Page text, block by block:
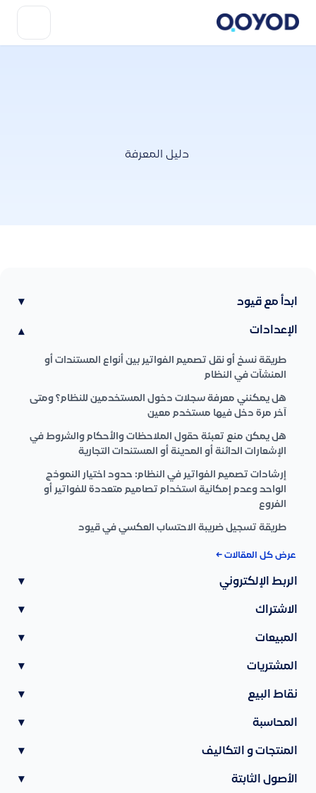
دليل المعرفة
ابدأ مع قيود ▾
الإعدادات ▾
طريقة نسخ أو نقل تصميم الفواتير بين أنواع المستندات أو
المنشآت في النظام
هل يمكنني معرفة سجلات دخول المستخدمين للنظام؟ ومتى
آخر مرة دخل فيها مستخدم معين
هل يمكن منع تعبئة حقول الملاحظات والأحكام والشروط في
الإشعارات الدائنة أو المدينة أو المستندات التجارية
إرشادات تصميم الفواتير في النظام: حدود اختيار النموذج
الواحد وعدم إمكانية استخدام تصاميم متعددة للفواتير أو
الفروع
طريقة تسجيل ضريبة الاحتساب العكسي في قيود
عرض كل المقالات ←
الربط الإلكتروني ▾
الاشتراك ▾
المبيعات ▾
المشتريات ▾
نقاط البيع ▾
المحاسبة ▾
المنتجات و التكاليف ▾
الأصول الثابتة ▾